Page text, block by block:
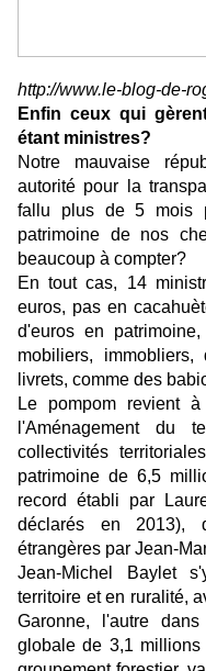
http://www.le-blog-de-
Enfin ceux qui
étant ministres?
Notre mauvaise
autorité pour la
fallu plus de 5 mois
patrimoine de nos
beaucoup à compter?
En tout cas, 14
euros, pas en
d'euros en
mobiliers,
livrets, comme des
Le pompom revient
l'Aménagement du
collectivités
patrimoine de 6,5
record établi par
déclarés en 2013),
étrangères par Jean-
Jean-Michel Baylet
territoire et en ruralité,
Garonne, l'autre
globale de 3,1 millions